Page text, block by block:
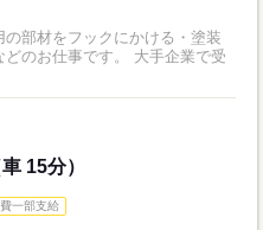
部材をフックにかける・塗装
です。 大手企業で受
15分）
一部支給